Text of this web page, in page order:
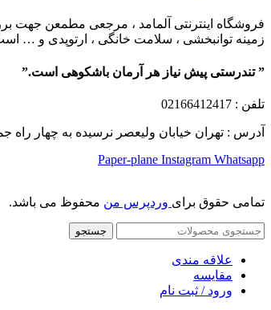
فروشگاه اینترنتی آلمامد ، مرجعی مطمعن جهت
زمینه توانبخشی ، سلامت خانگی ، ارتوپدی و …
” تندرستی پیش نیاز هر آرمان باشکوهی است.”
تلفن : 02166412417
آدرس : تهران خیابان ولیعصر نرسیده به چهار راه جمهوری جنب بانک ملت
Paper-plane Instagram Whatsapp
تمامی حقوق برای وردپرس من محفوظ می باشد.
جستجو
علاقه مندی
مقایسه
ورود / ثبت نام